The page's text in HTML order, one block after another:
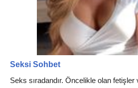
Seksi Sohbet
Seks sıradandır. Öncelikle olan